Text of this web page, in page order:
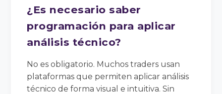
¿Es necesario saber
programación para aplicar
análisis técnico?
No es obligatorio. Muchos traders usan
plataformas que permiten aplicar análisis
técnico de forma visual e intuitiva. Sin